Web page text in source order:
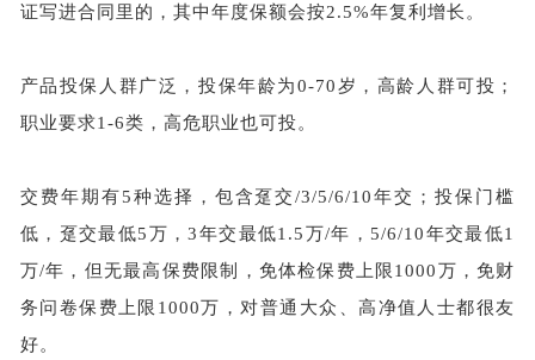
证写进合同里的，其中年度保额会按2.5%年复利增长。
产品投保人群广泛，投保年龄为0-70岁，高龄人群可投；
职业要求1-6类，高危职业也可投。
交费年期有5种选择，包含趸交/3/5/6/10年交；投保门槛
低，趸交最低5万，3年交最低1.5万/年，5/6/10年交最低1
万/年，但无最高保费限制，免体检保费上限1000万，免财
务问卷保费上限1000万，对普通大众、高净值人士都很友
好。